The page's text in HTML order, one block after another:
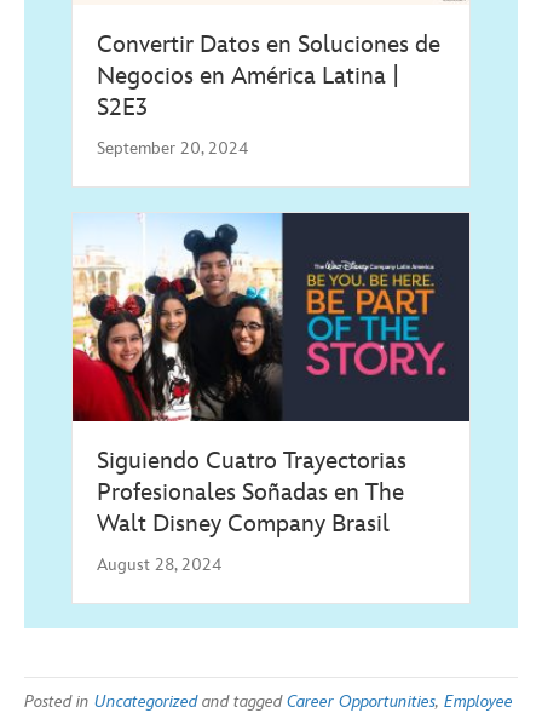
Convertir Datos en Soluciones de
Negocios en América Latina |
S2E3
September 20, 2024
Siguiendo Cuatro Trayectorias
Profesionales Soñadas en The
Walt Disney Company Brasil
August 28, 2024
Posted in Uncategorizedand taggedCareer Opportunities, Employee